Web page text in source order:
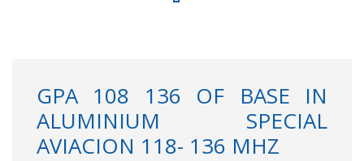
GPA 108 136 OF BASE IN
ALUMINIUM SPECIAL
AVIACION 118- 136 MHZ